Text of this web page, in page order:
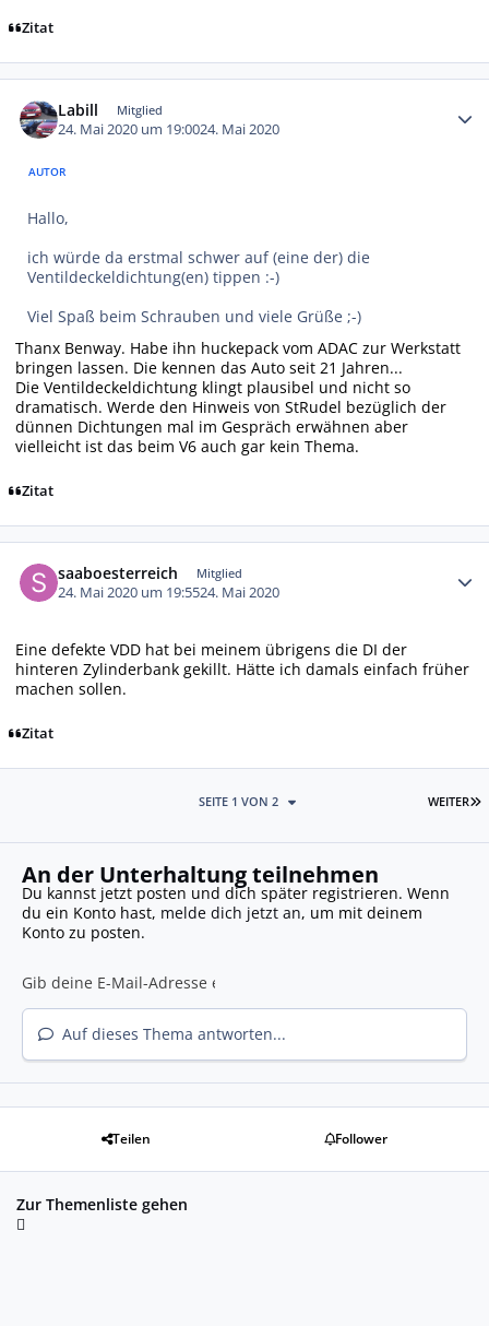
Zitat
Labill Mitglied
24. Mai 2020 um 19:0024. Mai 2020
AUTOR
Hallo,
ich würde da erstmal schwer auf (eine der) die
Ventildeckeldichtung(en) tippen :-)
Viel Spaß beim Schrauben und viele Grüße ;-)
Thanx Benway. Habe ihn huckepack vom ADAC zur Werkstatt
bringen lassen. Die kennen das Auto seit 21 Jahren...
Die Ventildeckeldichtung klingt plausibel und nicht so
dramatisch. Werde den Hinweis von StRudel bezüglich der
dünnen Dichtungen mal im Gespräch erwähnen aber
vielleicht ist das beim V6 auch gar kein Thema.
Zitat
saaboesterreich Mitglied
24. Mai 2020 um 19:5524. Mai 2020
Eine defekte VDD hat bei meinem übrigens die DI der
hinteren Zylinderbank gekillt. Hätte ich damals einfach früher
machen sollen.
Zitat
WEITER
SEITE 1 VON 2
An der Unterhaltung teilnehmen
Du kannst jetzt posten und dich später registrieren. Wenn
du ein Konto hast, melde dich jetzt an, um mit deinem
Konto zu posten.
Auf dieses Thema antworten...
Teilen Follower
Zur Themenliste gehen